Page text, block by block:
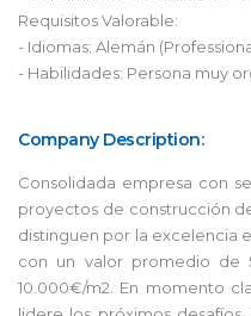
Requisitos Valorable:
- Idiomas: Alemán
- Habilidades: Persona muy
Company Description:
Consolidada empresa con
proyectos de construcción
distinguen por la excelencia
con un valor promedio de
10.000€/m2. En momento